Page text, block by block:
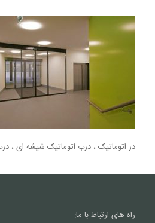
در اتوماتیک ، درب اتوماتیک شیشه ای ،
راه های ارتباط با ما: